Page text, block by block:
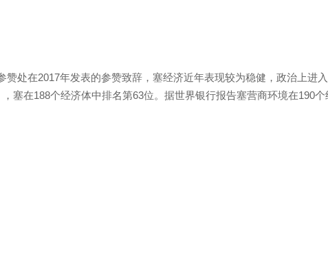
赞处在2017年发表的参赞致辞，塞经济近年表现较为稳健，政治上进
塞在188个经济体中排名第63位。据世界银行报告塞营商环境在190